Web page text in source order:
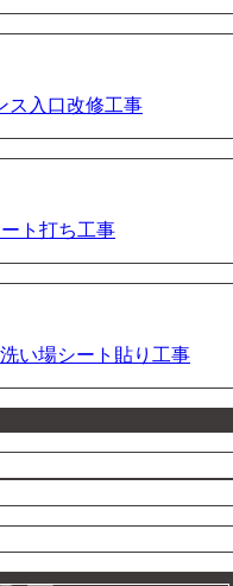
ス入口改修工事
ト打ち工事
い場シート貼り工事